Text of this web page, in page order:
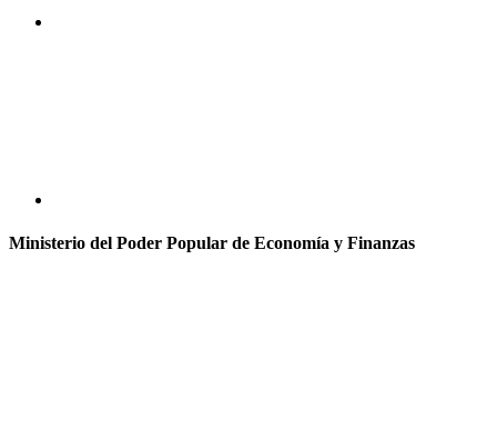
Ministerio del Poder Popular de Economía y Finanzas